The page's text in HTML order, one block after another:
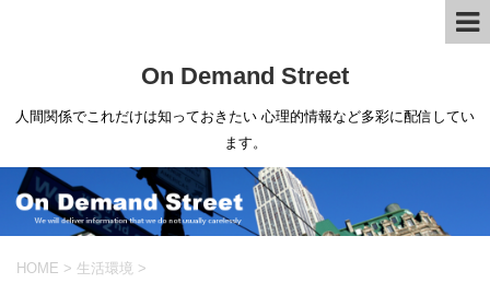
On Demand Street
人間関係でこれだけは知っておきたい 心理的情報など多彩に配信してい
ます。
HOME > 生活環境 >